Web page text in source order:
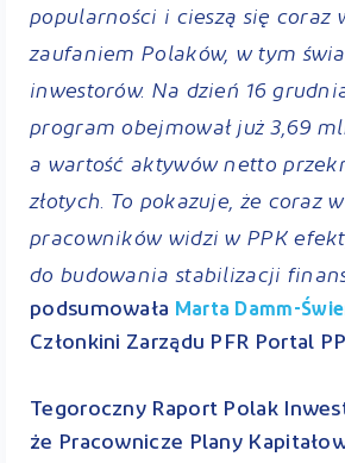
popularności i cieszą się coraz
zaufaniem Polaków, w tym
inwestorów. Na dzień 16
program obejmował już 3,69
a wartość aktywów netto
złotych. To pokazuje, że coraz
pracowników widzi w PPK
do budowania stabilizacji
podsumowała Marta Damm-
Członkini Zarządu PFR Portal
Tegoroczny Raport Polak
że Pracownicze Plany